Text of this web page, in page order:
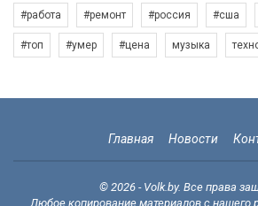
#работа #ремонт #россия #сша
#топ #умер #цена музыка
Главная Новости
© 2026 - Volk.by. Все права
Любое копирование материалов с нашего